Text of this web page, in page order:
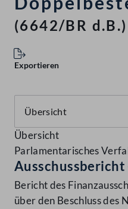
(6642/BR d.B.)
Exportieren
Übersicht
Parlamentarisches
Ausschussbericht
Bericht des
über den Beschluss des